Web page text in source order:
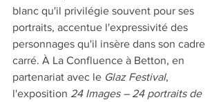
blanc qu'il privilégie souvent pour ses
portraits, accentue l'expressivité des
personnages qu'il insère dans son cadre
carré. À La Confluence à Betton, en
partenariat avec le Glaz Festival,
l'exposition 24 Images – 24 portraits de